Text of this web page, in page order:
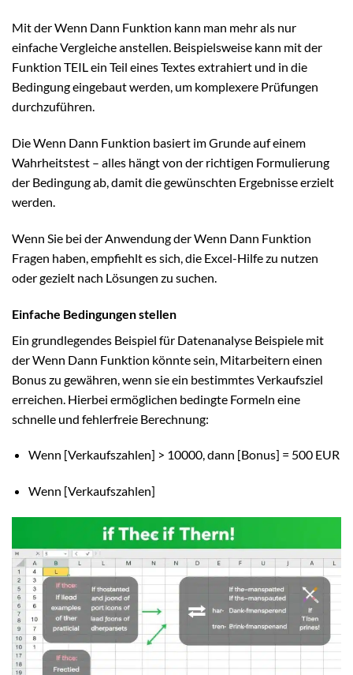
Mit der Wenn Dann Funktion kann man mehr als nur
einfache Vergleiche anstellen. Beispielsweise kann mit der
Funktion TEIL ein Teil eines Textes extrahiert und in die
Bedingung eingebaut werden, um komplexere Prüfungen
durchzuführen.
Die Wenn Dann Funktion basiert im Grunde auf einem
Wahrheitstest – alles hängt von der richtigen Formulierung
der Bedingung ab, damit die gewünschten Ergebnisse erzielt
werden.
Wenn Sie bei der Anwendung der Wenn Dann Funktion
Fragen haben, empfiehlt es sich, die Excel-Hilfe zu nutzen
oder gezielt nach Lösungen zu suchen.
Einfache Bedingungen stellen
Ein grundlegendes Beispiel für Datenanalyse Beispiele mit
der Wenn Dann Funktion könnte sein, Mitarbeitern einen
Bonus zu gewähren, wenn sie ein bestimmtes Verkaufsziel
erreichen. Hierbei ermöglichen bedingte Formeln eine
schnelle und fehlerfreie Berechnung:
Wenn [Verkaufszahlen] > 10000, dann [Bonus] = 500 EUR
Wenn [Verkaufszahlen]